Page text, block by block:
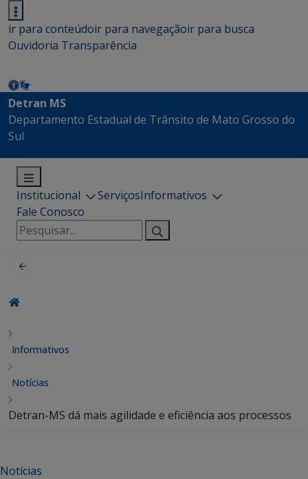
ir para conteúdoir para navegaçãoir para busca
Ouvidoria Transparência
Detran MS
Departamento Estadual de Trânsito de Mato Grosso do
Sul
Institucional ServiçosInformativos
Fale Conosco
Pesquisar
por:
Informativos
Notícias
Detran-MS dá mais agilidade e eficiência aos processos
Notícias